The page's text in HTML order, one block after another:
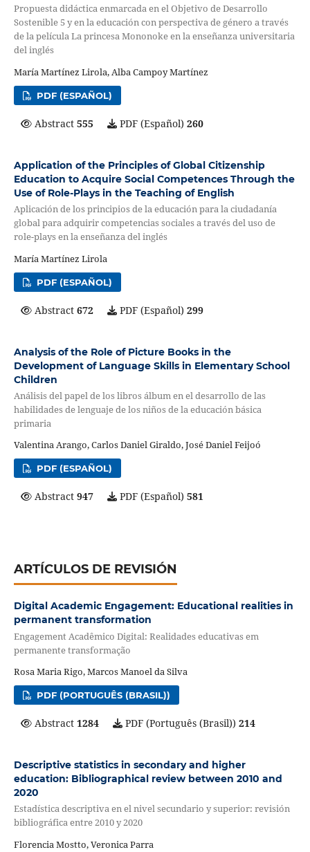
Propuesta didáctica enmarcada en el Objetivo de Desarrollo
Sostenible 5 y en la educación con perspectiva de género a través
de la película La princesa Mononoke en la enseñanza universitaria
del inglés
María Martínez Lirola, Alba Campoy Martínez
PDF (ESPAÑOL)
Abstract 555 PDF (Español) 260
Application of the Principles of Global Citizenship
Education to Acquire Social Competences Through the
Use of Role-Plays in the Teaching of English
Aplicación de los principios de la educación para la ciudadanía
global para adquirir competencias sociales a través del uso de
role-plays en la enseñanza del inglés
María Martínez Lirola
PDF (ESPAÑOL)
Abstract 672 PDF (Español) 299
Analysis of the Role of Picture Books in the
Development of Language Skills in Elementary School
Children
Análisis del papel de los libros álbum en el desarrollo de las
habilidades de lenguaje de los niños de la educación básica
primaria
Valentina Arango, Carlos Daniel Giraldo, José Daniel Feijoó
PDF (ESPAÑOL)
Abstract 947 PDF (Español) 581
ARTÍCULOS DE REVISIÓN
Digital Academic Engagement: Educational realities in
permanent transformation
Engagement Acadêmico Digital: Realidades educativas em
permanente transformação
Rosa Maria Rigo, Marcos Manoel da Silva
PDF (PORTUGUÊS (BRASIL))
Abstract 1284 PDF (Português (Brasil)) 214
Descriptive statistics in secondary and higher
education: Bibliographical review between 2010 and
2020
Estadística descriptiva en el nivel secundario y superior: revisión
bibliográfica entre 2010 y 2020
Florencia Mostto, Veronica Parra